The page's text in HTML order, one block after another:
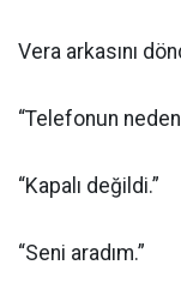
Vera arkasını
“Telefonun neden
“Kapalı değildi.”
“Seni aradım.”